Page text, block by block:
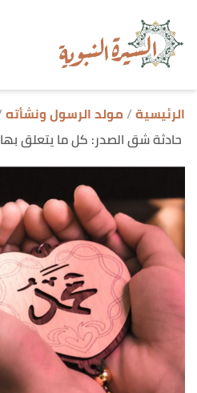
الرئيسية مولد الرسول ونشأته
حادثة شق الصدر: كل ما يتعلق بها